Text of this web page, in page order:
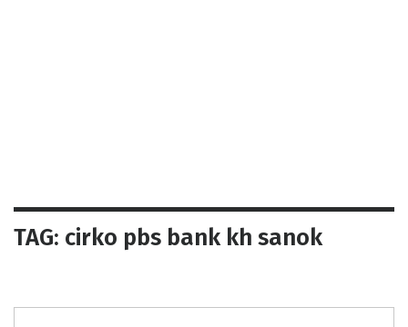
TAG: cirko pbs bank kh sanok